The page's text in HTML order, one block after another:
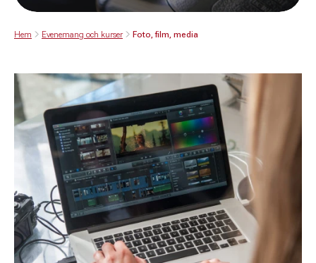
Hem Evenemang och kurser Foto, film, media